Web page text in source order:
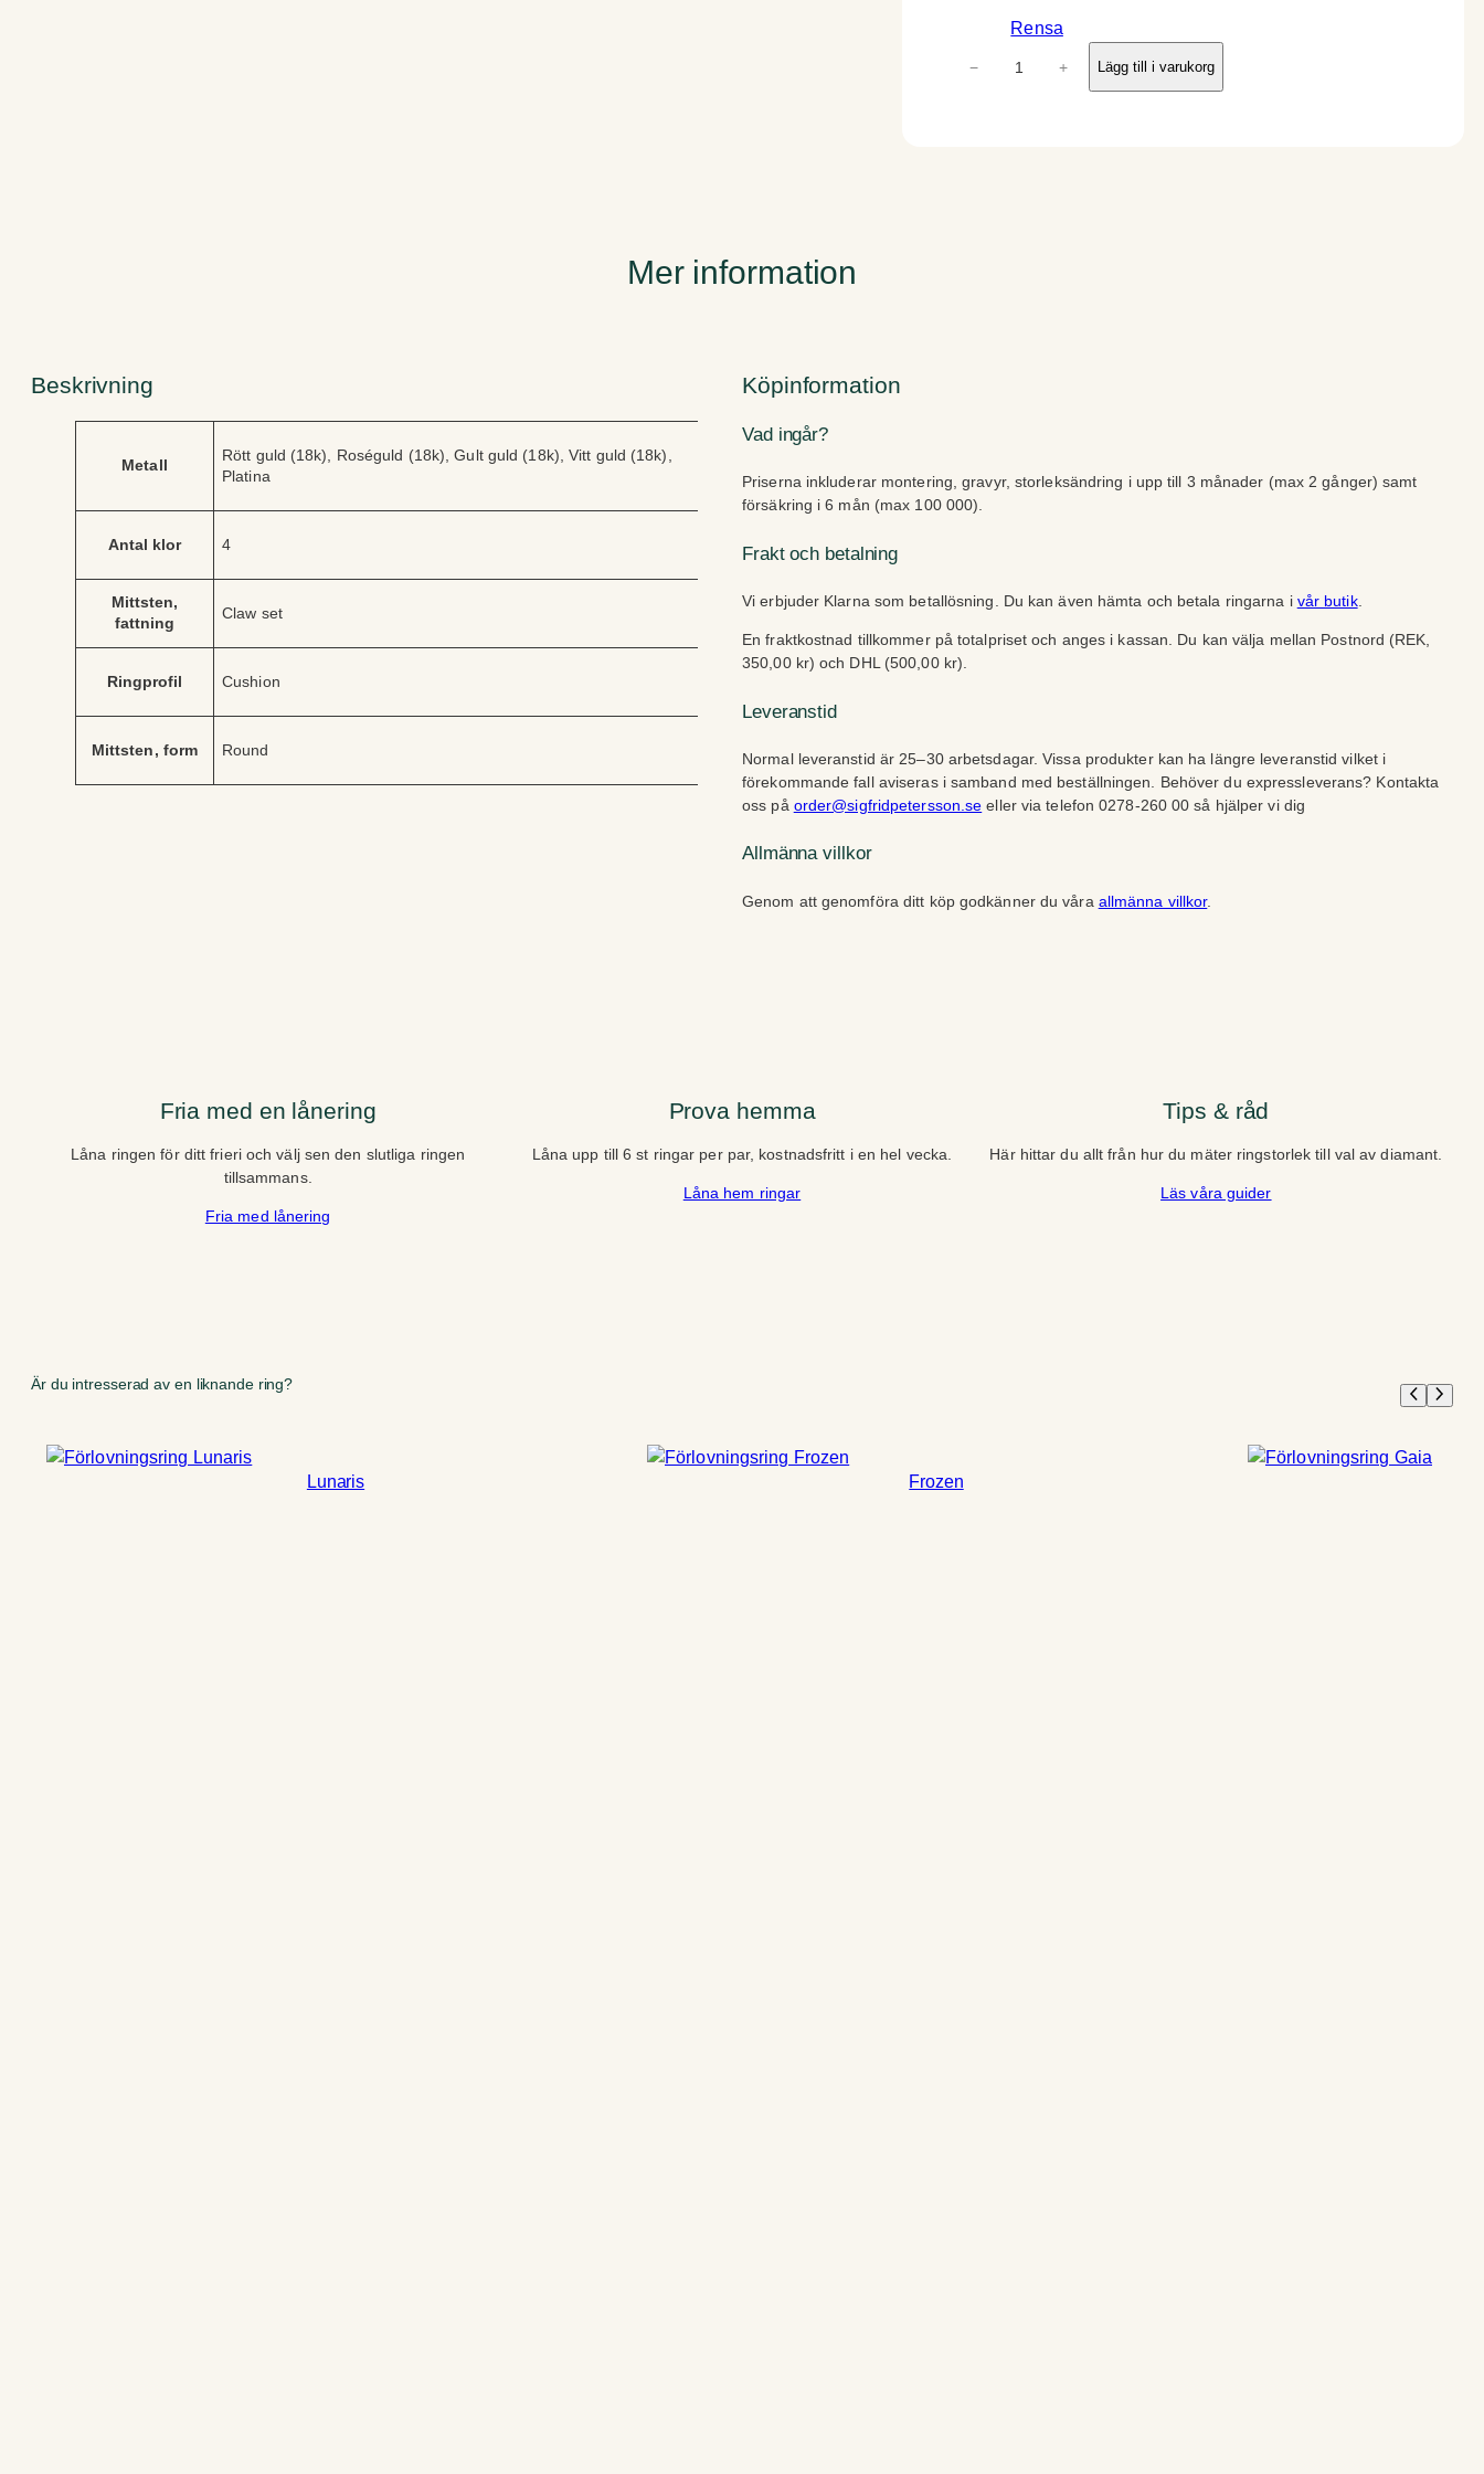
Rensa
− + Lägg till i varukorg
Mer information
Beskrivning
d
Metall
Rött guld (18k), Roséguld (18k), Gult guld (18k), Vitt guld (18k),
Platina
Antal klor 4
Mittsten,
fattning
Claw set
Ringprofil Cushion
Mittsten, form Round
Köpinformation
Vad ingår?
Priserna inkluderar montering, gravyr, storleksändring i upp till 3 månader (max 2 gånger) samt
försäkring i 6 mån (max 100 000).
Frakt och betalning
Vi erbjuder Klarna som betallösning. Du kan även hämta och betala ringarna i vår butik.
En fraktkostnad tillkommer på totalpriset och anges i kassan. Du kan välja mellan Postnord (REK,
350,00 kr) och DHL (500,00 kr).
Leveranstid
Normal leveranstid är 25–30 arbetsdagar. Vissa produkter kan ha längre leveranstid vilket i
förekommande fall aviseras i samband med beställningen. Behöver du expressleverans? Kontakta
oss på order@sigfridpetersson.se eller via telefon 0278-260 00 så hjälper vi dig
Allmänna villkor
Genom att genomföra ditt köp godkänner du våra allmänna villkor.
Fria med en lånering
Låna ringen för ditt frieri och välj sen den slutliga ringen
tillsammans.
Fria med lånering
Prova hemma
Låna upp till 6 st ringar per par, kostnadsfritt i en hel vecka.
Låna hem ringar
Tips & råd
Här hittar du allt från hur du mäter ringstorlek till val av diamant.
Läs våra guider
Är du intresserad av en liknande ring?
Lunaris Frozen